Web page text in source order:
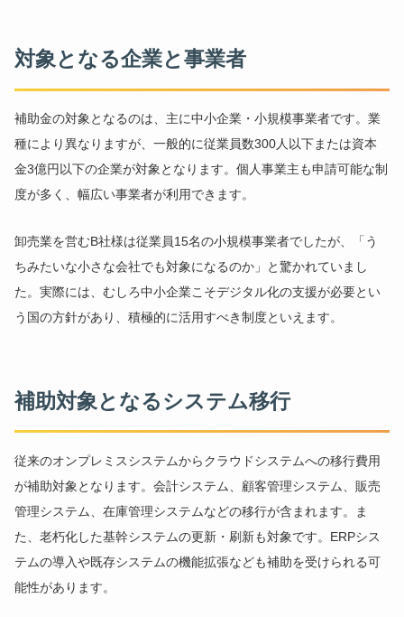
対象となる企業と事業者
補助金の対象となるのは、主に中小企業・小規模事業者です。業
種により異なりますが、一般的に従業員数300人以下または資本
金3億円以下の企業が対象となります。個人事業主も申請可能な制
度が多く、幅広い事業者が利用できます。
卸売業を営むB社様は従業員15名の小規模事業者でしたが、「う
ちみたいな小さな会社でも対象になるのか」と驚かれていまし
た。実際には、むしろ中小企業こそデジタル化の支援が必要とい
う国の方針があり、積極的に活用すべき制度といえます。
補助対象となるシステム移行
従来のオンプレミスシステムからクラウドシステムへの移行費用
が補助対象となります。会計システム、顧客管理システム、販売
管理システム、在庫管理システムなどの移行が含まれます。ま
た、老朽化した基幹システムの更新・刷新も対象です。ERPシス
テムの導入や既存システムの機能拡張なども補助を受けられる可
能性があります。